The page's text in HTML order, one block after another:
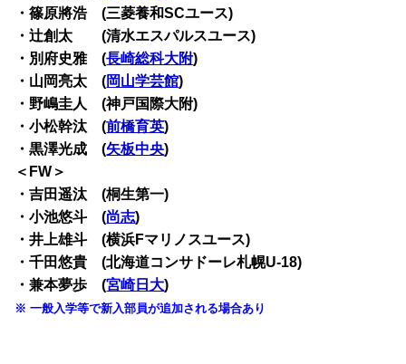
・篠原將浩 (三菱養和SCユース)
・辻創太 (清水エスパルスユース)
・別府史雅 (長崎総科大附)
・山岡亮太 (岡山学芸館)
・野嶋圭人 (神戸国際大附)
・小松幹汰 (前橋育英)
・黒澤光成 (矢板中央)
＜FW＞
・吉田遥汰 (桐生第一)
・小池悠斗 (尚志)
・井上雄斗 (横浜Fマリノスユース)
・千田悠貴 (北海道コンサドーレ札幌U-18)
・兼本夢歩 (宮崎日大)
※ 一般入学等で新入部員が追加される場合あり